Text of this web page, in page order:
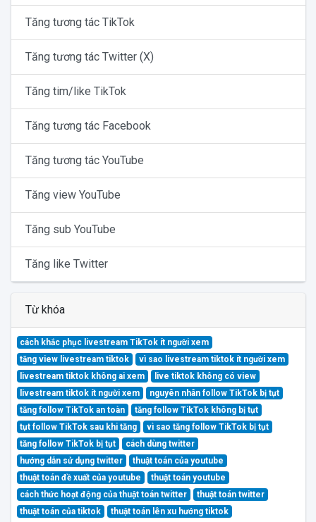
Tăng tương tác TikTok
Tăng tương tác Twitter (X)
Tăng tim/like TikTok
Tăng tương tác Facebook
Tăng tương tác YouTube
Tăng view YouTube
Tăng sub YouTube
Tăng like Twitter
Từ khóa
cách khắc phục livestream TikTok ít người xem
tăng view livestream tiktok
vì sao livestream tiktok ít người xem
livestream tiktok không ai xem
live tiktok không có view
livestream tiktok ít người xem
nguyên nhân follow TikTok bị tụt
tăng follow TikTok an toàn
tăng follow TikTok không bị tụt
tụt follow TikTok sau khi tăng
vì sao tăng follow TikTok bị tụt
tăng follow TikTok bị tụt
cách dùng twitter
hướng dẫn sử dụng twitter
thuật toán của youtube
thuật toán đề xuất của youtube
thuật toán youtube
cách thức hoạt động của thuật toán twitter
thuật toán twitter
thuật toán của tiktok
thuật toán lên xu hướng tiktok